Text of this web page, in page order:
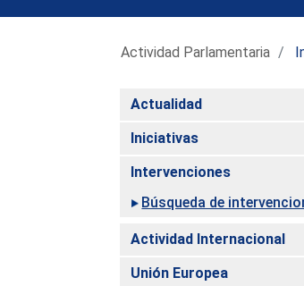
Actividad Parlamentaria
Actualidad
Iniciativas
Intervenciones
Búsqueda de
Actividad Internacional
Unión Europea